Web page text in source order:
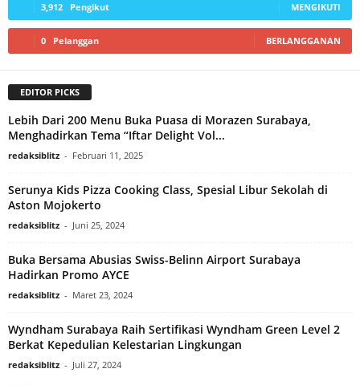
3,912 Pengikut MENGIKUTI
0 Pelanggan BERLANGGANAN
EDITOR PICKS
Lebih Dari 200 Menu Buka Puasa di Morazen Surabaya,
Menghadirkan Tema “Iftar Delight Vol...
redaksiblitz - Februari 11, 2025
Serunya Kids Pizza Cooking Class, Spesial Libur Sekolah di
Aston Mojokerto
redaksiblitz - Juni 25, 2024
Buka Bersama Abusias Swiss-Belinn Airport Surabaya
Hadirkan Promo AYCE
redaksiblitz - Maret 23, 2024
Wyndham Surabaya Raih Sertifikasi Wyndham Green Level 2
Berkat Kepedulian Kelestarian Lingkungan
redaksiblitz - Juli 27, 2024